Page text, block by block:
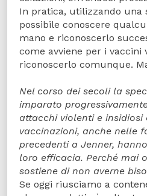
In pratica, utilizzando una
possibile conoscere
mano e riconoscerlo
come avviene per i vaccini
riconoscerlo comunque.
Nel corso dei secoli la
imparato
attacchi violenti e insidiosi
vaccinazioni, anche nelle
precedenti a Jenner,
loro efficacia. Perché mai
sostiene di non averne
Se oggi riusciamo a